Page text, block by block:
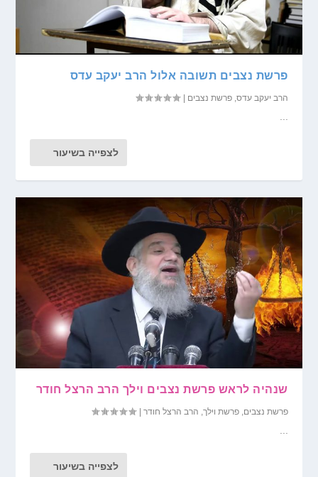
פרשת נצבים תשובה אלול הרב יעקב עדס
הרב יעקב עדס ,פרשת נצבים |
לצפייה בשיעור
שנהיה לראש פרשת נצבים וילך הרב הרצל חודר
פרשת נצבים,פרשת וילך, הרב הרצל חודר |
...
לצפייה בשיעור